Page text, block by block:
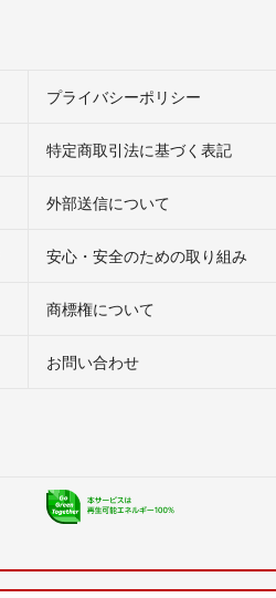
プライバシーポリシー
特定商取引法に基づく表記
外部送信について
安心・安全のための取り組み
商標権について
お問い合わせ